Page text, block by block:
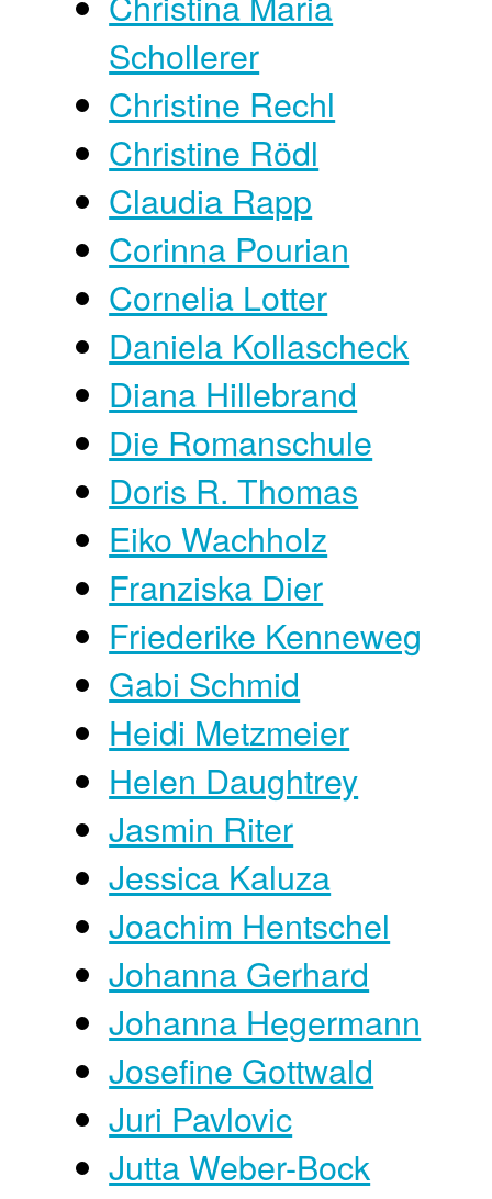
Schollerer
Christine Rechl
Christine Rödl
Claudia Rapp
Corinna Pourian
Cornelia Lotter
Daniela Kollascheck
Diana Hillebrand
Die Romanschule
Doris R. Thomas
Eiko Wachholz
Franziska Dier
Friederike Kenneweg
Gabi Schmid
Heidi Metzmeier
Helen Daughtrey
Jasmin Riter
Jessica Kaluza
Joachim Hentschel
Johanna Gerhard
Johanna Hegermann
Josefine Gottwald
Juri Pavlovic
Jutta Weber-Bock